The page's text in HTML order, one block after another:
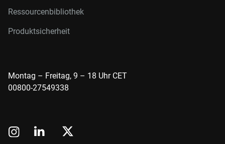
Ressourcenbibliothek
Produktsicherheit
Montag – Freitag, 9 – 18 Uhr CET
00800-27549338